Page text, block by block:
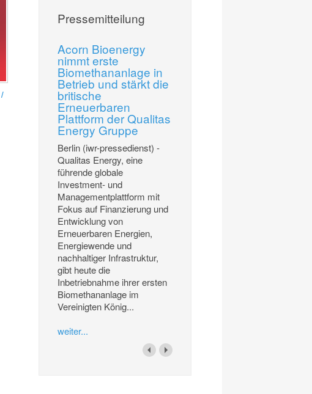
Pressemitteilung
Acorn Bioenergy
nimmt erste
Biomethananlage in
Betrieb und stärkt die
britische
Erneuerbaren
Plattform der Qualitas
Energy Gruppe
Berlin (iwr-pressedienst) -
Qualitas Energy, eine
führende globale
Investment- und
Managementplattform mit
Fokus auf Finanzierung und
Entwicklung von
Erneuerbaren Energien,
Energiewende und
nachhaltiger Infrastruktur,
gibt heute die
Inbetriebnahme ihrer ersten
Biomethananlage im
Vereinigten König...
weiter...